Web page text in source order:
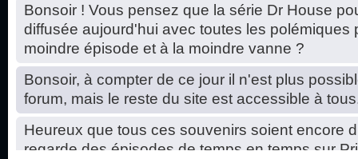
Bonsoir ! Vous pensez que la série Dr House
diffusée aujourd'hui avec toutes les polémiques
moindre épisode et à la moindre vanne ?
Bonsoir, à compter de ce jour il n'est plus
forum, mais le reste du site est accessible à
Heureux que tous ces souvenirs soient encore
regarde des épisodes de temps en temps sur